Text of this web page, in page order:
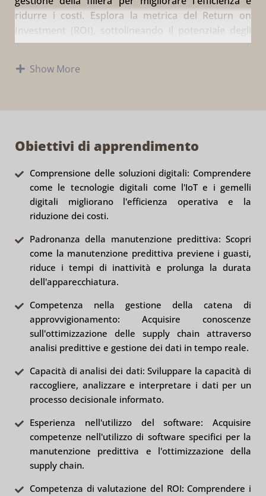
ridurre i costi. Esplora la metrica del Return on
Investment (ROI), sottolineando il potenziale degli
investimenti tecnologici dell'Industria 4.0 (I4.0) per
Inoltre, il modulo esplora il modo in cui la
modelli non solo migliorano la redditività, ma si
promuovendo una transizione green nelle pratiche
commerciali. Attraverso approfondimenti teorici ed
esempi di casi reali, il modulo dimostra i vantaggi
finanziari e tecnici di abbracciare soluzioni digitali
nella produzione.
Show More
Obiettivi di apprendimento
Comprensione delle soluzioni digitali: Comprendere
come le tecnologie digitali come l'IoT e i gemelli
digitali migliorano l'efficienza operativa e la
riduzione dei costi.
Padronanza della manutenzione predittiva: Scopri
come la manutenzione predittiva previene i guasti,
riduce i tempi di inattività e prolunga la durata
dell'apparecchiatura.
Competenza nella gestione della catena di
approvvigionamento: Acquisire conoscenze
sull'ottimizzazione delle supply chain attraverso
analisi predittive e gestione dei dati in tempo reale.
Capacità di analisi dei dati: Sviluppare la capacità di
raccogliere, analizzare e interpretare i dati per un
processo decisionale informato.
Esperienza nell'utilizzo del software: Acquisire
competenze nell'utilizzo di software specifici per la
manutenzione predittiva e l'ottimizzazione della
supply chain.
Competenza di valutazione del ROI: Comprendere i